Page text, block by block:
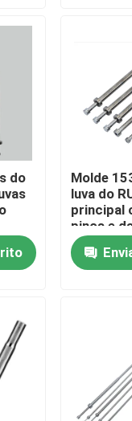
precisão
modelagem por
ejetor
guia
do
Molde
luva do
principal
pinos e
ejetor